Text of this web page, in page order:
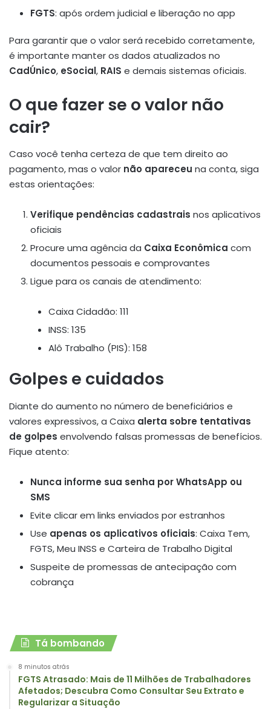
FGTS: após ordem judicial e liberação no app
Para garantir que o valor será recebido corretamente,
é importante manter os dados atualizados no
CadÚnico, eSocial, RAIS e demais sistemas oficiais.
O que fazer se o valor não
cair?
Caso você tenha certeza de que tem direito ao
pagamento, mas o valor não apareceu na conta, siga
estas orientações:
Verifique pendências cadastrais nos aplicativos
oficiais
Procure uma agência da Caixa Econômica com
documentos pessoais e comprovantes
Ligue para os canais de atendimento:
Caixa Cidadão: 111
INSS: 135
Alô Trabalho (PIS): 158
Golpes e cuidados
Diante do aumento no número de beneficiários e
valores expressivos, a Caixa alerta sobre tentativas
de golpes envolvendo falsas promessas de benefícios.
Fique atento:
Nunca informe sua senha por WhatsApp ou
SMS
Evite clicar em links enviados por estranhos
Use apenas os aplicativos oficiais: Caixa Tem,
FGTS, Meu INSS e Carteira de Trabalho Digital
Suspeite de promessas de antecipação com
cobrança
Tá bombando
8 minutos atrás
FGTS Atrasado: Mais de 11 Milhões de Trabalhadores
Afetados; Descubra Como Consultar Seu Extrato e
Regularizar a Situação